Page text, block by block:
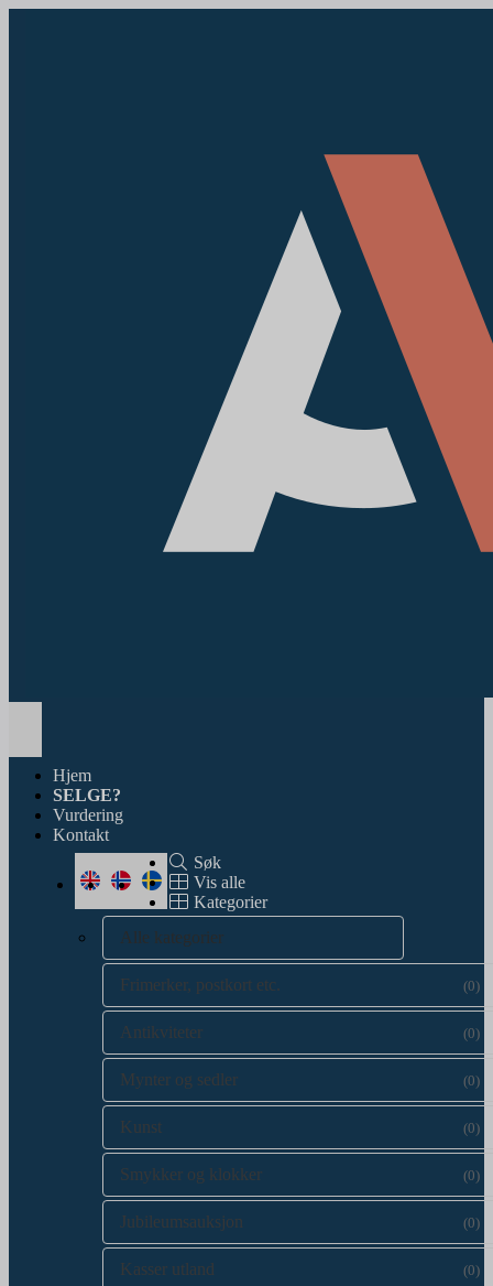
navigation
Hjem
SELGE?
Vurdering
Kontakt
Søk
Vis alle
Kategorier
Alle kategorier
Frimerker, postkort etc. (0)
Antikviteter (0)
Mynter og sedler (0)
Kunst (0)
Smykker og klokker (0)
Jubileumsauksjon (0)
Kasser utland (0)